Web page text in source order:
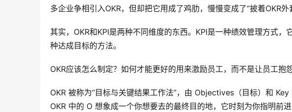
多企业争相引入OKR，但却把它用成了鸡肋，慢慢变成了“披着OKR外
其实，OKR和KPI是两种不同维度的东西。KPI是一种绩效管理方式
种达成目标的方法。
OKR应该怎么制定？如何才能更好的用来激励员工，而不是让员工抱
OKR 被称为“目标与关键结果工作法”，由 Objectives（目标）和
OKR 中的 O 想象成一个你想要去的最终目的地，它时刻为你指明前